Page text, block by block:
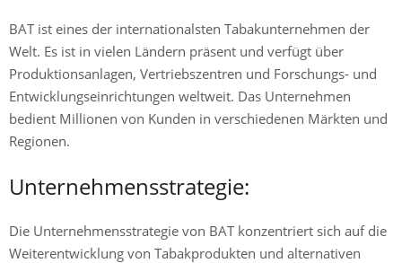
BAT ist eines der internationalsten Tabakunternehmen der
Welt. Es ist in vielen Ländern präsent und verfügt über
Produktionsanlagen, Vertriebszentren und Forschungs- und
Entwicklungseinrichtungen weltweit. Das Unternehmen
bedient Millionen von Kunden in verschiedenen Märkten und
Regionen.
Unternehmensstrategie:
Die Unternehmensstrategie von BAT konzentriert sich auf die
Weiterentwicklung von Tabakprodukten und alternativen